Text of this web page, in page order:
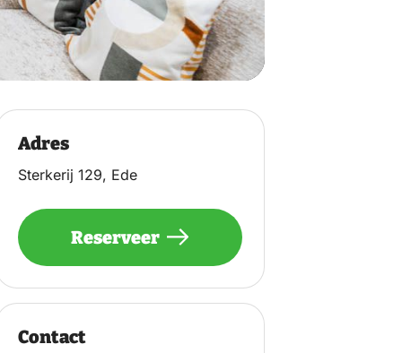
Adres
Sterkerij 129, Ede
Reserveer
Contact